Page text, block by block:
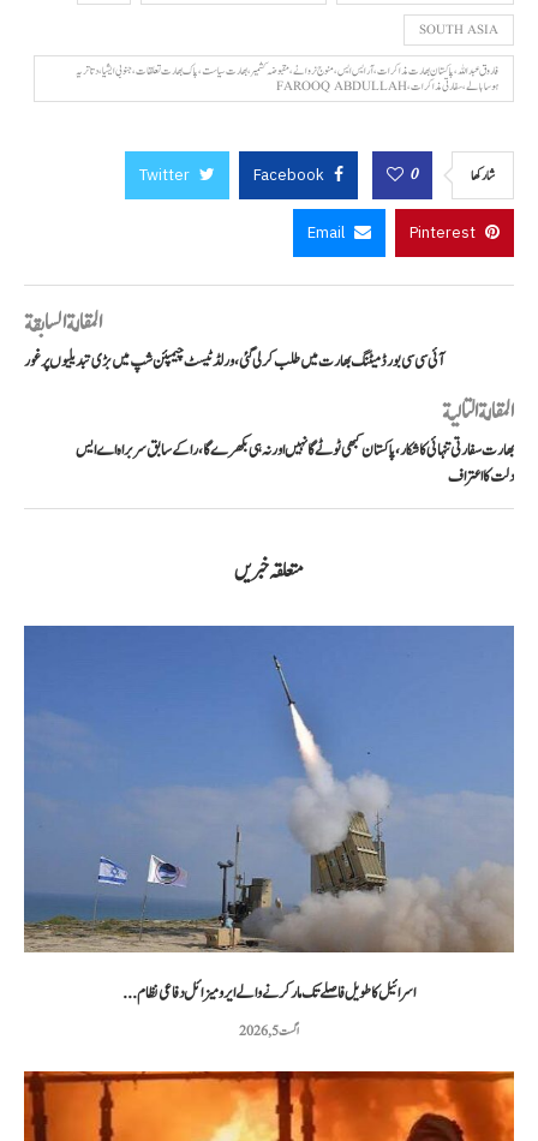
SOUTH ASIA
فاروق عبداللہ، پاکستان بھارت مذاکرات، آر ایس ایس، منوج نروانے، مقبوضہ کشمیر، بھارت سیاست، پاک بھارت تعلقات، جنوبی ایشیا، دتاتریہ
ہوسابالے، سفارتی مذاکرات، FAROOQ ABDULLAH
شاركها 0
Facebook
Twitter
Pinterest
Email
المقالة السابقة
آئی سی سی بورڈ میٹنگ بھارت میں طلب کر لی گئی، ورلڈ ٹیسٹ چیمپئن شپ میں بڑی تبدیلیوں پر غور
المقالة التالية
بھارت سفارتی تنہائی کا شکار، پاکستان کبھی ٹوٹے گا نہیں اور نہ ہی بکھرے گا، را کے سابق سربراہ اے ایس
دلت کا اعتراف
متعلقہ خبریں
اسرائیل کا طویل فاصلے تک مار کرنے والے ایرو میزائل دفاعی نظام...
اگست 5, 2026